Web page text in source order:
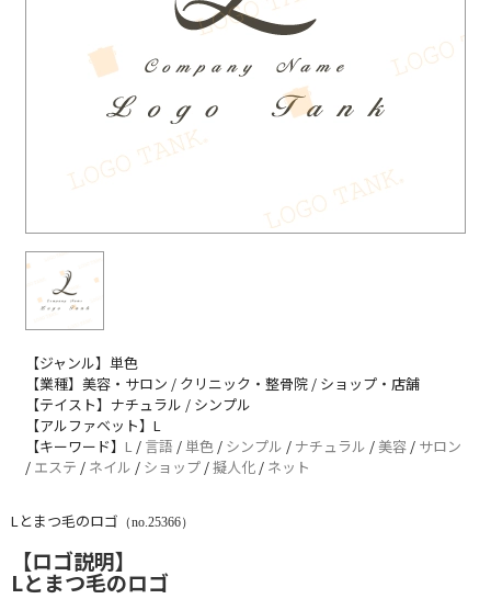
【ジャンル】単色
【業種】美容・サロン / クリニック・整骨院 / ショップ・店舗
【テイスト】ナチュラル / シンプル
【アルファベット】L
【キーワード】 L / 言語 /単色 / シンプル / ナチュラル /美容 / サロン
/ エステ / ネイル / ショップ /擬人化 / ネット
Lとまつ毛のロゴ （no.25366）
【ロゴ説明】
Lとまつ毛のロゴ